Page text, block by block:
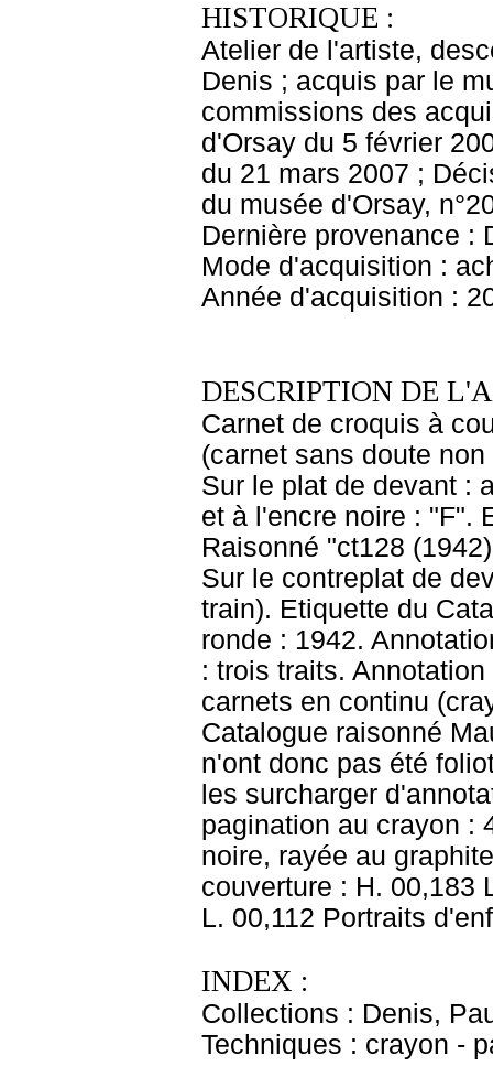
HISTORIQUE :
Atelier de l'artiste,
Denis ; acquis par le
commissions des
d'Orsay du 5 février
du 21 mars 2007 ;
du musée d'Orsay,
Dernière provenance :
Mode d'acquisition :
Année d'acquisition :
DESCRIPTION DE
Carnet de croquis à
(carnet sans doute
Sur le plat de devant :
et à l'encre noire : "F".
Raisonné "ct128
Sur le contreplat de
train). Etiquette du
ronde : 1942.
: trois traits.
carnets en continu
Catalogue raisonné
n'ont donc pas été
les surcharger
pagination au crayon :
noire, rayée au
couverture : H. 00,183
L. 00,112 Portraits
INDEX :
Collections : Denis,
Techniques : crayon -